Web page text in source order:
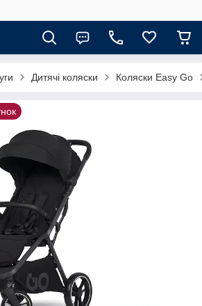
Дитячі коляски Коляски Easy Go